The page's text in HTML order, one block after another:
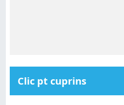
Clic pt cuprins